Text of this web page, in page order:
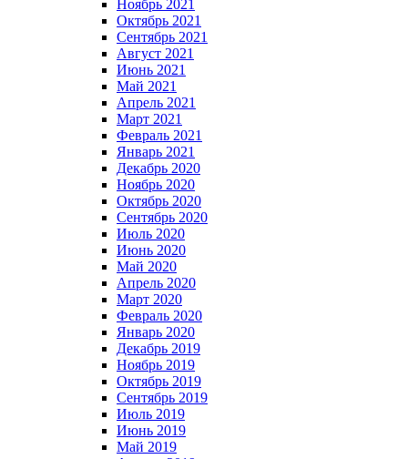
Ноябрь 2021
Октябрь 2021
Сентябрь 2021
Август 2021
Июнь 2021
Май 2021
Апрель 2021
Март 2021
Февраль 2021
Январь 2021
Декабрь 2020
Ноябрь 2020
Октябрь 2020
Сентябрь 2020
Июль 2020
Июнь 2020
Май 2020
Апрель 2020
Март 2020
Февраль 2020
Январь 2020
Декабрь 2019
Ноябрь 2019
Октябрь 2019
Сентябрь 2019
Июль 2019
Июнь 2019
Май 2019